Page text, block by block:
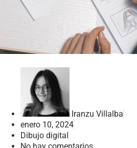
Iranzu Villalba
enero 10, 2024
Dibujo digital
No hay comentarios